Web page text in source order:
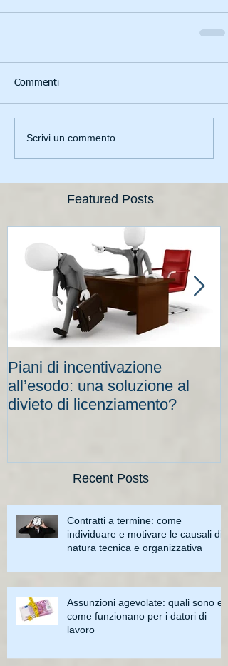
Commenti
Scrivi un commento...
Featured Posts
Piani di incentivazione
all’esodo: una soluzione al
divieto di licenziamento?
Recent Posts
Contratti a termine: come
individuare e motivare le causali di
natura tecnica e organizzativa
Assunzioni agevolate: quali sono e
come funzionano per i datori di
lavoro